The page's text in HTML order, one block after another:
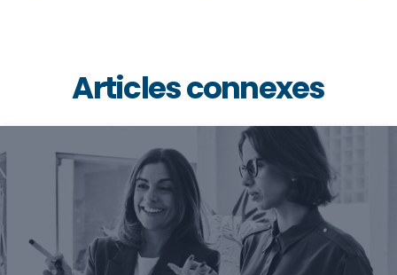
Articles connexes